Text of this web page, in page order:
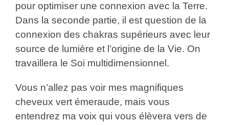
pour optimiser une connexion avec la Terre.
Dans la seconde partie, il est question de la
connexion des chakras supérieurs avec leur
source de lumière et l’origine de la Vie. On
travaillera le Soi multidimensionnel.
Vous n’allez pas voir mes magnifiques
cheveux vert émeraude, mais vous
entendrez ma voix qui vous élèvera vers de